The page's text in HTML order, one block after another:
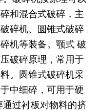
和混合式破碎，主
碎机、圆锥式破碎
机等装备。颚式 破
破碎原理，常用于
。圆锥式破碎机采
中细碎，可用于硬
过衬板对物料的挤